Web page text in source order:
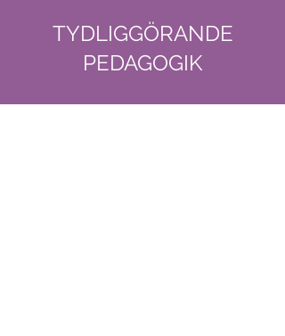
TYDLIGGÖRANDE
PEDAGOGIK